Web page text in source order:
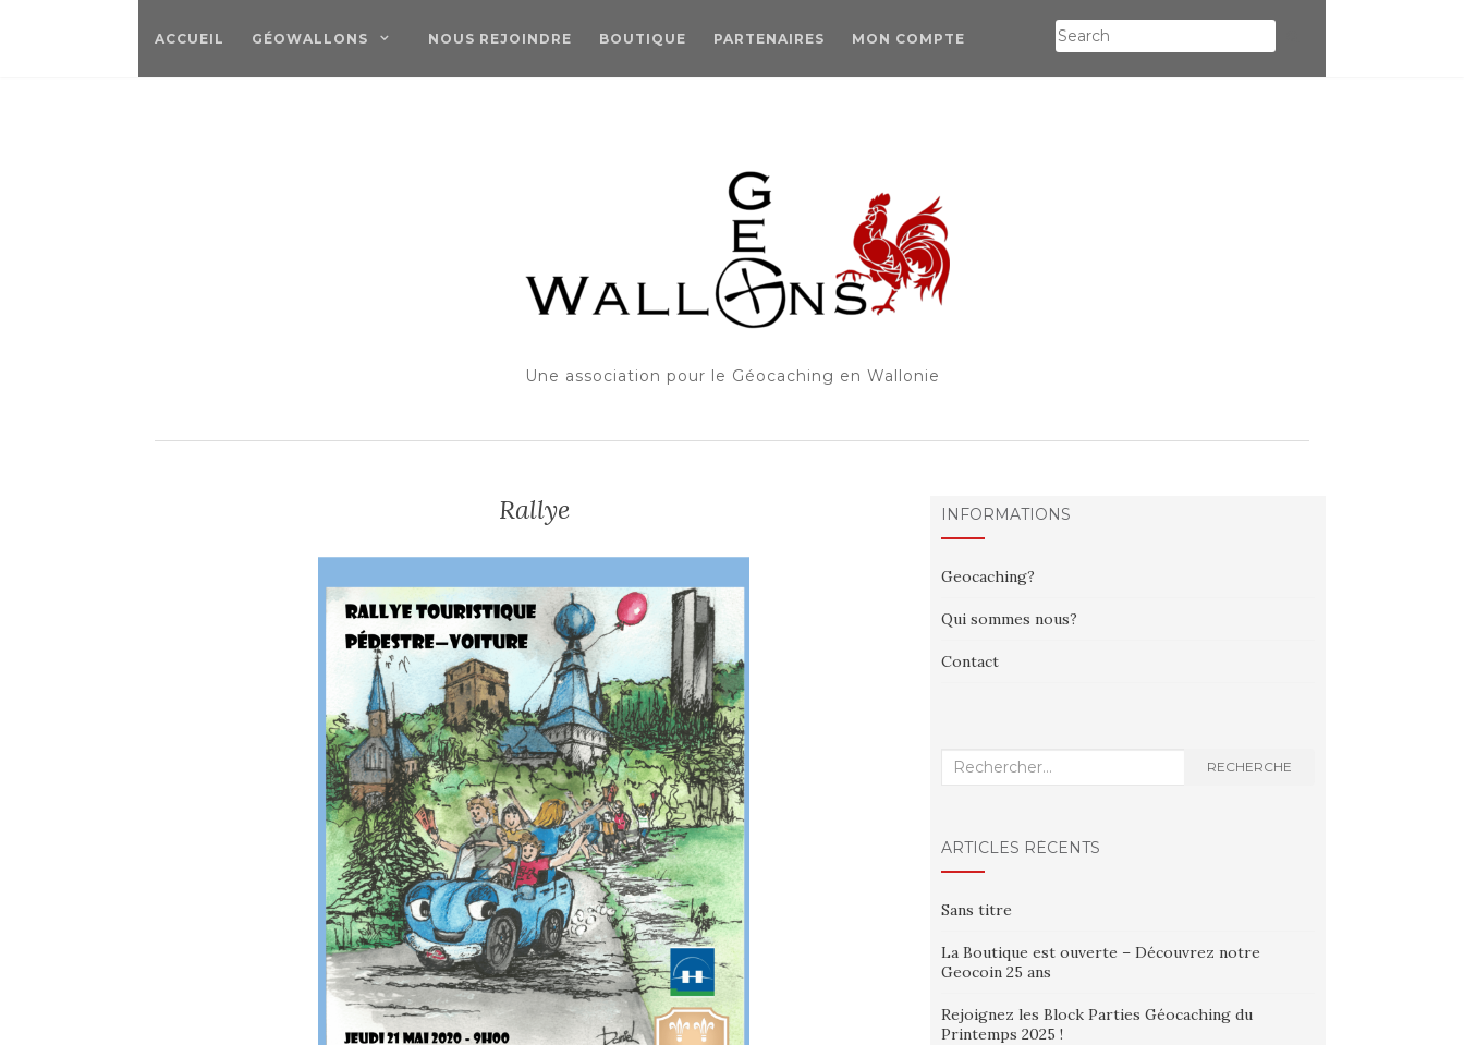
ACCUEIL GÉOWALLONS NOUS REJOINDRE BOUTIQUE PARTENAIRES MON COMPTE
Une association pour le Géocaching en Wallonie
Rallye INFORMATIONS
Geocaching?
Qui sommes nous?
Contact
Recherche
RECHERCHE
ARTICLES RÉCENTS
Sans titre
La Boutique est ouverte – Découvrez notre
Geocoin 25 ans
Rejoignez les Block Parties Géocaching du
Printemps 2025 !